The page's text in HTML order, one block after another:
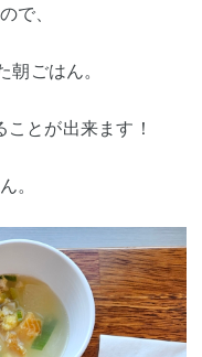
で、
朝ごはん。
とが出来ます！
。